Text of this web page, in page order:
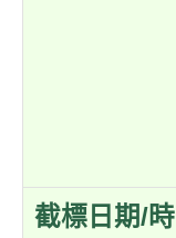
截標日期/時